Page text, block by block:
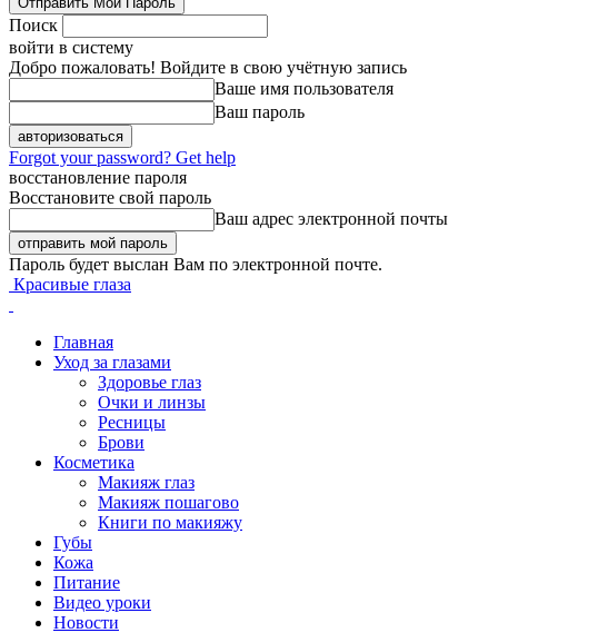
Поиск
войти в систему
Добро пожаловать! Войдите в свою учётную запись
Ваше имя пользователя
Ваш пароль
Forgot your password? Get help
восстановление пароля
Восстановите свой пароль
Ваш адрес электронной почты
Пароль будет выслан Вам по электронной почте.
Красивые глаза
Главная
Уход за глазами
Здоровье глаз
Очки и линзы
Ресницы
Брови
Косметика
Макияж глаз
Макияж пошагово
Книги по макияжу
Губы
Кожа
Питание
Видео уроки
Новости